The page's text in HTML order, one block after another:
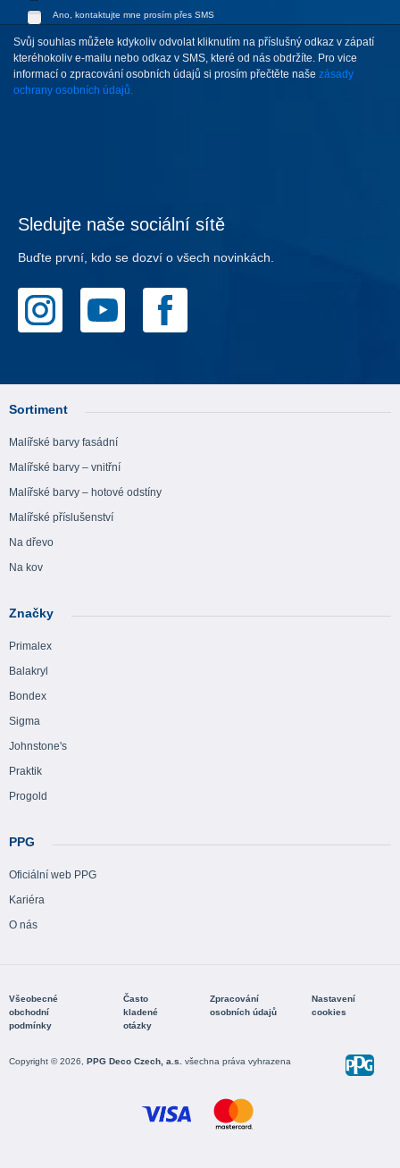
Ano, kontaktujte mne prosím přes SMS
Svůj souhlas můžete kdykoliv odvolat kliknutím na příslušný odkaz v zápatí
kteréhokoliv e-mailu nebo odkaz v SMS, které od nás obdržíte. Pro vice
informací o zpracování osobních údajů si prosím přečtěte naše zásady
ochrany osobních údajů.
Sledujte naše sociální sítě
Buďte první, kdo se dozví o všech novinkách.
Sortiment
Malířské barvy fasádní
Malířské barvy – vnitřní
Malířské barvy – hotové odstíny
Malířské příslušenství
Na dřevo
Na kov
Značky
Primalex
Balakryl
Bondex
Sigma
Johnstone's
Praktik
Progold
PPG
Oficiální web PPG
Kariéra
O nás
Všeobecné
obchodní
podmínky
Často
kladené
otázky
Zpracování
osobních údajů
Nastavení
cookies
Copyright © 2026, PPG Deco Czech, a.s. všechna práva vyhrazena